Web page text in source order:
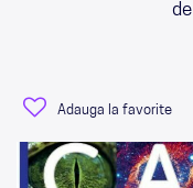
de
Adauga la favorite